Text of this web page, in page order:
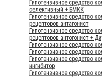
Гипотензивное средство
селективный + БМКК
Гипотензивное средство
рецепторов антагонист
Гипотензивное средство
рецепторов антогонист +
Гипотензивное средство
Гипотензивное средство
Гипотензивное средство
ингибитор
Гипотензивное средство